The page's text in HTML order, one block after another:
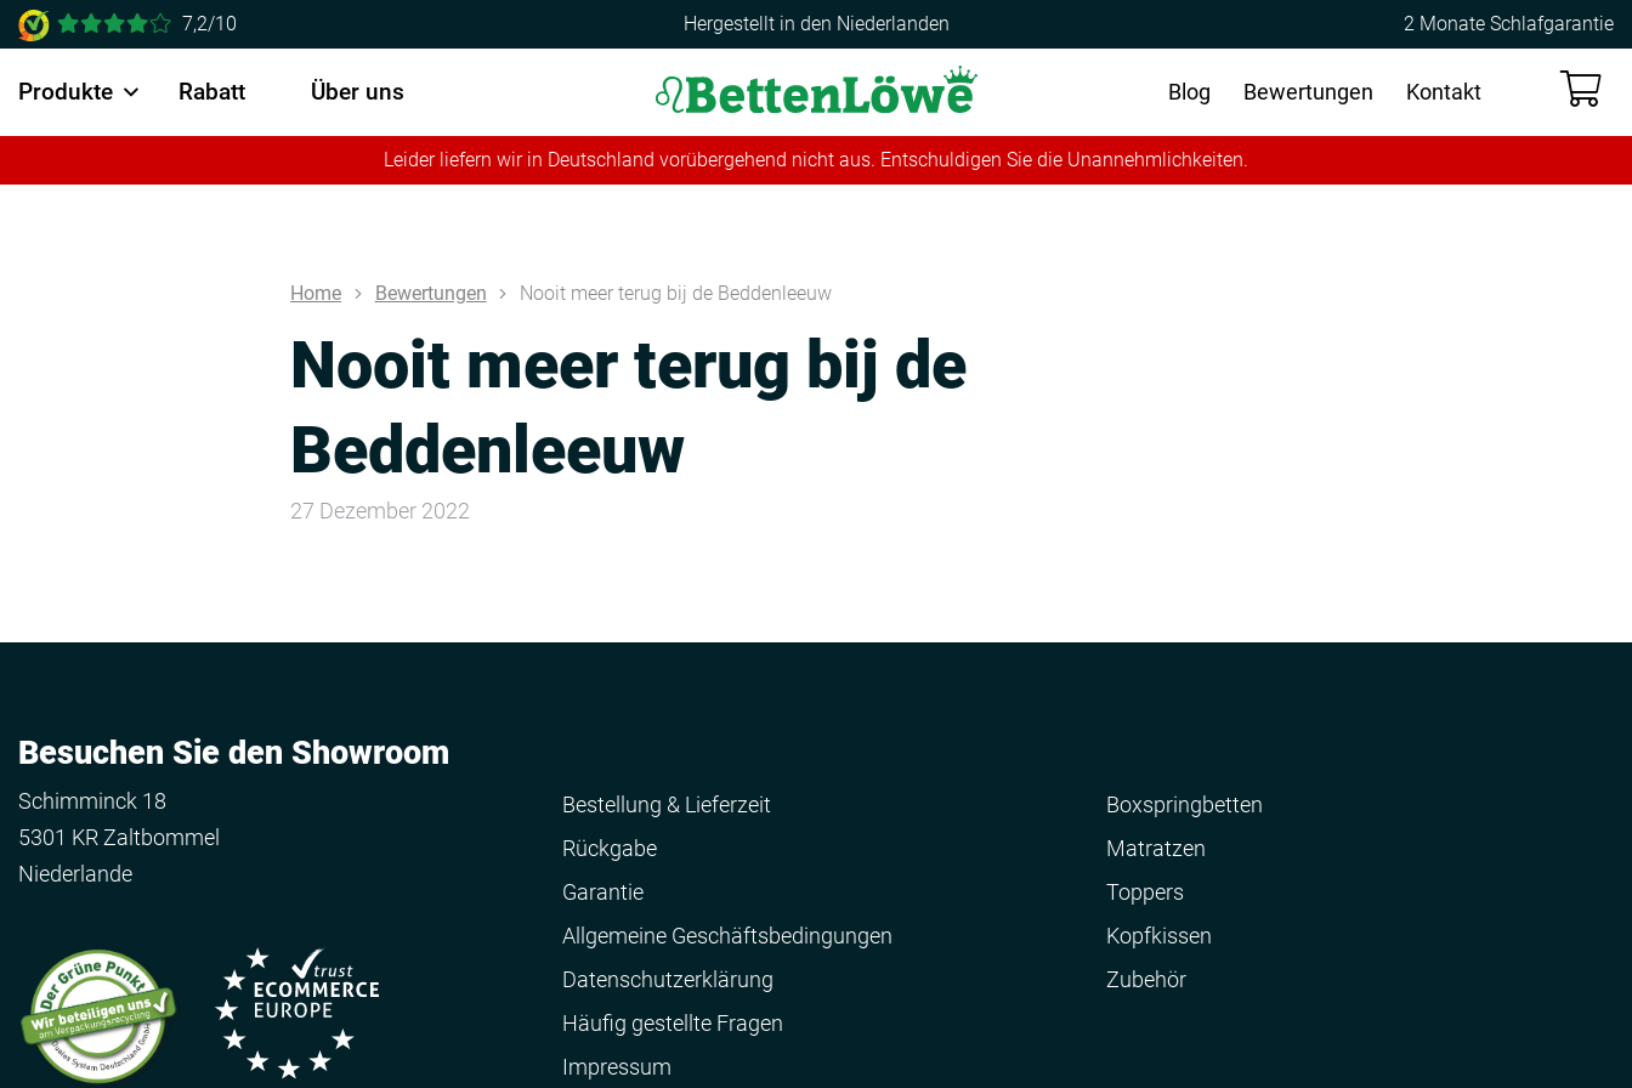
7,2/10 Hergestellt in den Niederlanden 2 Monate Schlafgarantie
Produkte Rabatt Über uns Kontakt
Bewertungen
Blog
Leider liefern wir in Deutschland vorübergehend nicht aus. Entschuldigen Sie die Unannehmlichkeiten.
Home Bewertungen Nooit meer terug bij de Beddenleeuw
Nooit meer terug bij de
Beddenleeuw
27 Dezember 2022
Besuchen Sie den Showroom
Schimminck 18
5301 KR Zaltbommel
Niederlande
Bestellung & Lieferzeit
Rückgabe
Garantie
Allgemeine Geschäftsbedingungen
Datenschutzerklärung
Häufig gestellte Fragen
Impressum
Boxspringbetten
Matratzen
Toppers
Kopfkissen
Zubehör